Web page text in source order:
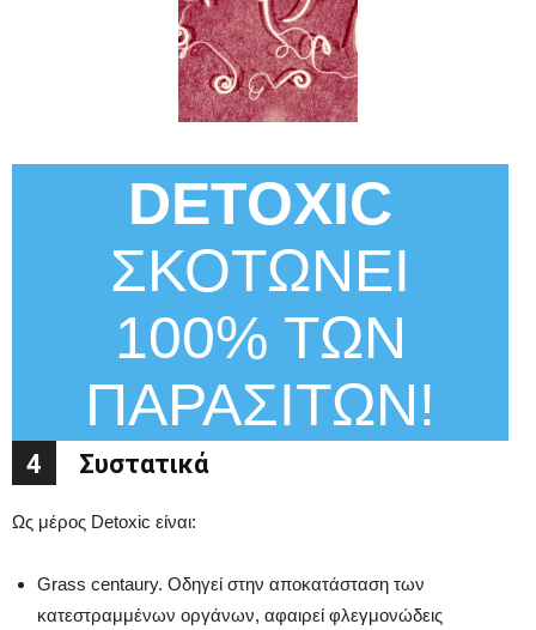
DETOXIC
ΣΚΟΤΏΝΕΙ
100% ΤΩΝ
ΠΑΡΑΣΊΤΩΝ!
4 Συστατικά
Ως μέρος Detoxic είναι:
Grass centaury. Οδηγεί στην αποκατάσταση των
κατεστραμμένων οργάνων, αφαιρεί φλεγμονώδεις